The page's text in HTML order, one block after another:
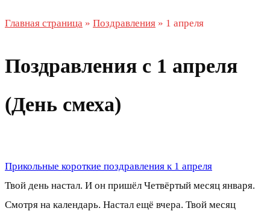
Главная страница » Поздравления » 1 апреля
Поздравления с 1 апреля
(День смеха)
Прикольные короткие поздравления к 1 апреля
Твой день настал. И он пришёл Четвёртый месяц января.
Смотря на календарь. Настал ещё вчера. Твой месяц